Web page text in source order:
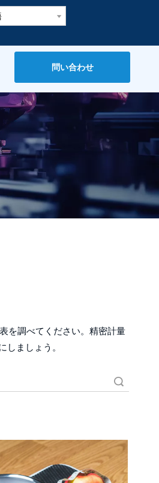
問い合わせ
を調べてください。精密計量
ましょう。